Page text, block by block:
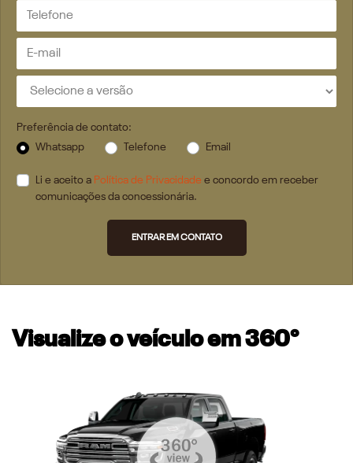
Preferência de contato:
Whatsapp
Telefone Email
Li e aceito a Política de Privacidade e concordo em receber
comunicações da concessionária.
ENTRAR EM CONTATO
Visualize o veículo em 360°